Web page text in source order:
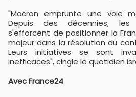
"Macron emprunte une voie
Depuis des décennies, les
s'efforcent de positionner la
majeur dans la résolution du
Leurs initiatives se sont
inefficaces", cingle le quotidien
Avec France24